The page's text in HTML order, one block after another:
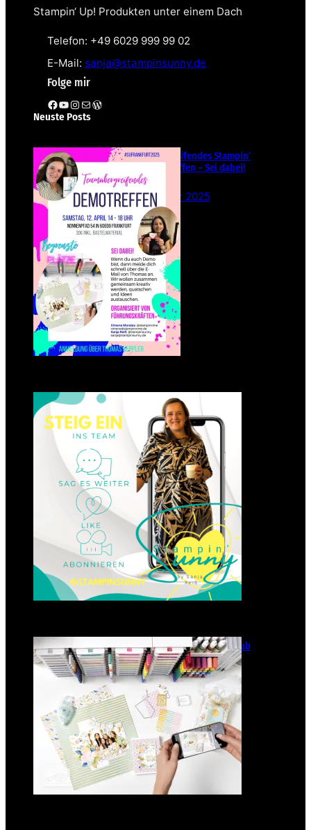
Stampin‘ Up! Produkten unter einem Dach
Telefon: +49 6029 999 99 02
E-Mail: sanja@stampinsunny.de
Folge mir
Facebook YouTube Instagram E-Mail WordPress
Neuste Posts
Teamübergreifendes Stampin‘
Up! Demotreffen – Sei dabei!
26. Februar 2025
Einsteigen 2025 im Team
Stampin‘ Sunny
23. Januar 2025
GANZ NEU: Scrapbooking Club
2025
21. Januar 2025